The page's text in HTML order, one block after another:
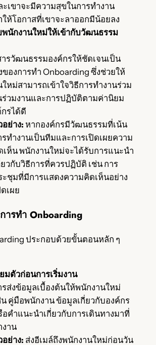
ะเขาจะมีความสุขในการทำงาน
ให้โอกาสที่เขาจะลาออกมีน้อยลง
พนักงานใหม่ให้เข้ากับวัฒนธรรม
ารวัฒนธรรมองค์กรให้ชัดเจนเป็น
องการทำ Onboarding ซึ่งช่วยให้
หม่สามารถเข้าใจวิธีการทำงานร่วม
ร่วมงานและการปฏิบัติตามค่านิยม
รได้ดี
อย่าง: หากองค์กรมีวัฒนธรรมที่เน้น
รทำงานเป็นทีมและการเปิดเผยความ
เห็น พนักงานใหม่จะได้รับการแนะนำ
ยวกับวิธีการที่ควรปฏิบัติ เช่น การ
ะชุมที่มีการแสดงความคิดเห็นอย่าง
เผย
ารทำ Onboarding
ประกอบด้วยขั้นตอนหลัก ๆ
มตัวก่อนการเริ่มงาน
รส่งข้อมูลเบื้องต้นให้พนักงานใหม่
น คู่มือพนักงาน ข้อมูลเกี่ยวกับองค์กร
อคำแนะนำเกี่ยวกับการเดินทางมาที่
งาน
อย่าง: ส่งอีเมล์ถึงพนักงานใหม่ก่อนวัน